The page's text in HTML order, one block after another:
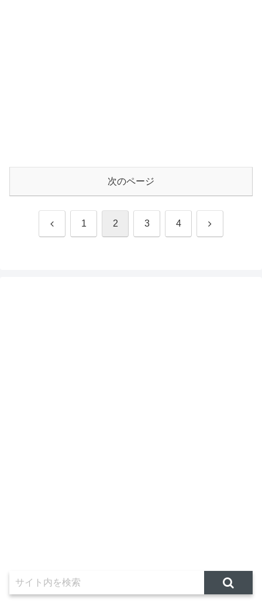
次のページ
前 1 2 3 4 次